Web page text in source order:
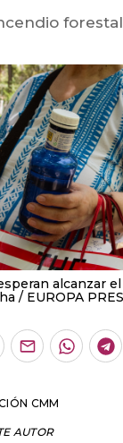
alcanzar
EUROPA
Enviar
CMM
AUTOR